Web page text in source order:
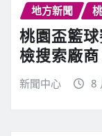
地方新聞
桃園盃籃
檢搜索廠
新聞中心 8